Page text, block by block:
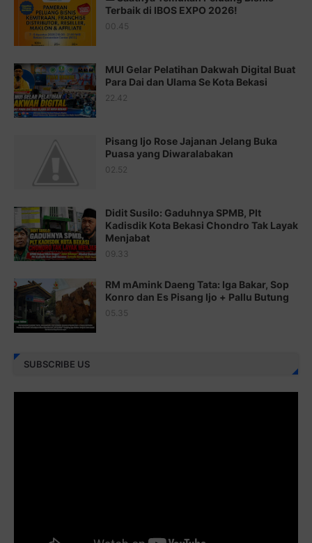
Juz 14 ⇨http://j.mp/2b8SUTA
Juz 15 ⇨http://j.mp/2bFRQIM
Juz 17 ⇨http://j.mp/2brHsFz
Juz 18 ⇨http://j.mp/2b8SCfc
http://j.mp/2bFSq95
http://j.mp/2brI1zc
Juz 22 ⇨http://j.mp/2bFRxNP
Juz 23 ⇨http://j.mp/2brItxm
Juz 25 ⇨http://j.mp/2brImlf
Juz 26 ⇨http://j.mp/2bFRHF2
Terbaik di IBOS EXPO 2026!
00.45
MUI Gelar Pelatihan Dakwah Digital Buat
Para Dai dan Ulama Se Kota Bekasi
22.42
Pisang Ijo Rose Jajanan Jelang Buka
Puasa yang Diwaralabakan
02.52
Didit Susilo: Gaduhnya SPMB, Plt
Kadisdik Kota Bekasi Chondro Tak Layak
Menjabat
09.33
RM mAmink Daeng Tata: Iga Bakar, Sop
Konro dan Es Pisang Ijo + Pallu Butung
05.35
SUBSCRIBE US